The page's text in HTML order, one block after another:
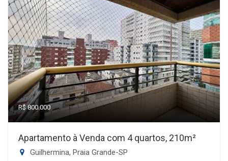
R$ 800.000
Apartamento à Venda com 4 quartos, 210m²
Guilhermina, Praia Grande-SP